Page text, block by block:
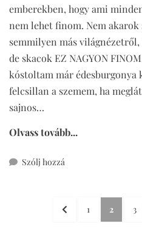
emberekben, hogy ami
nem lehet finom. Nem
semmilyen más
de skacok EZ NAGYON
kóstoltam már édesburgonya
felcsillan a szemem, ha
sajnos…
Olvass tovább...
Szólj hozzá
mindenmentesen
Bejegyzések
ELŐZŐOLDAL
1 OLDAL
2 3